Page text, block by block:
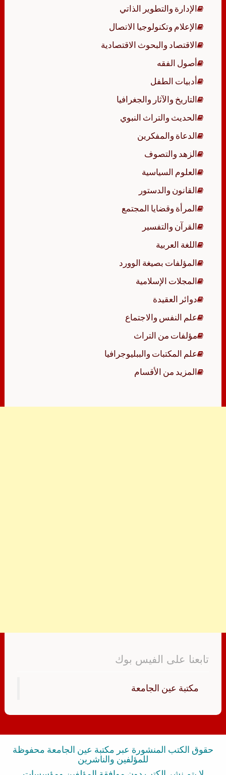
الإدارة والتطوير الذاتي
الإعلام وتكنولوجيا الاتصال
الاقتصاد والبحوث الاقتصادية
أصول الفقه
أدبيات الطفل
التاريخ والآثار والجغرافيا
الحديث والتراث النبوي
الدعاة والمفكرين
الزهد والتصوف
العلوم السياسية
القانون والدستور
المرأة وقضايا المجتمع
القرآن والتفسير
اللغة العربية
المؤلفات بصيغة الوورد
المجلات الإسلامية
دوائر العقيدة
علم النفس والاجتماع
مؤلفات من التراث
علم المكتبات والببليوجرافيا
المزيد من الأقسام
تابعنا على الفيس بوك
‏مكتبة عين الجامعة‏
حقوق الكتب المنشورة عبر مكتبة عين الجامعة محفوظة
للمؤلفين والناشرين